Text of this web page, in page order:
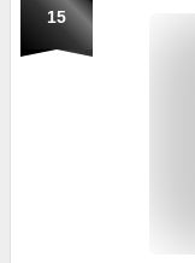
15